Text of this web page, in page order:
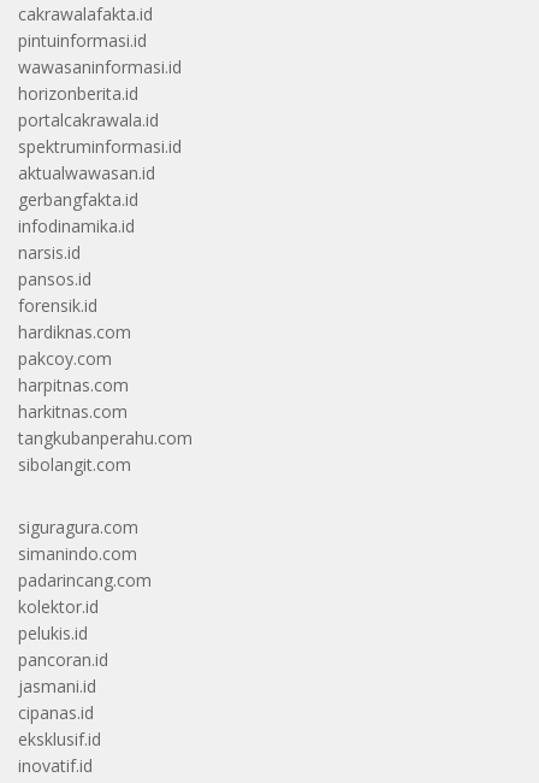
cakrawalafakta.id
pintuinformasi.id
wawasaninformasi.id
horizonberita.id
portalcakrawala.id
spektruminformasi.id
aktualwawasan.id
gerbangfakta.id
infodinamika.id
narsis.id
pansos.id
forensik.id
hardiknas.com
pakcoy.com
harpitnas.com
harkitnas.com
tangkubanperahu.com
sibolangit.com
siguragura.com
simanindo.com
padarincang.com
kolektor.id
pelukis.id
pancoran.id
jasmani.id
cipanas.id
eksklusif.id
inovatif.id